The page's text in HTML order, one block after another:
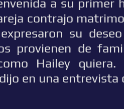
a su primer
contrajo
su
provienen de
Hailey quiera.
en una entrevista